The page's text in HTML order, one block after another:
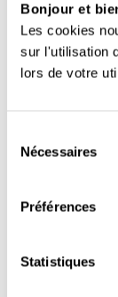
Bonjour et
Les cookies
sur l'utilisation
lors de votre
Nécessaires
Préférences
Statistiques